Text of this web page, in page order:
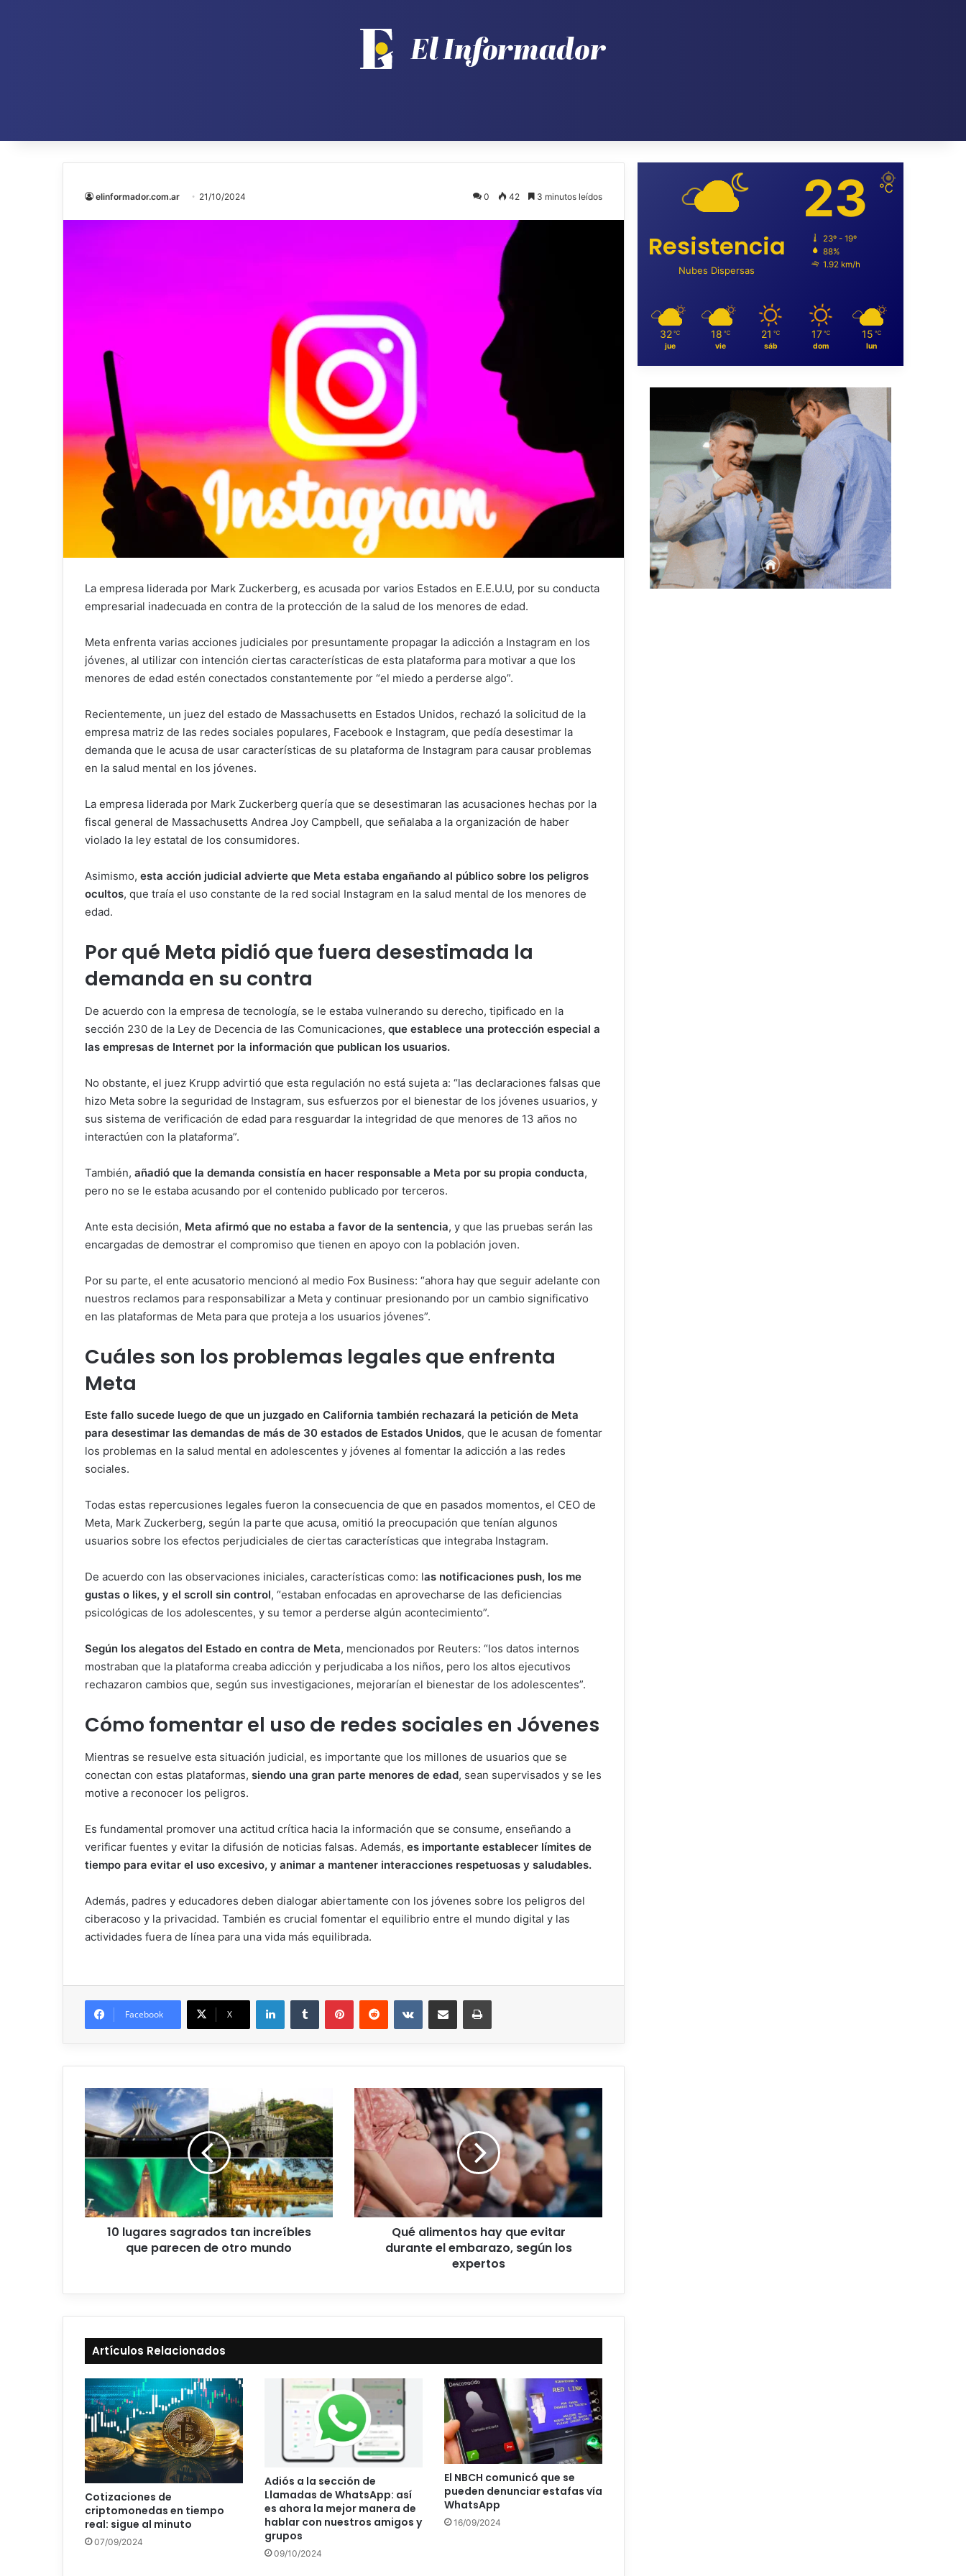
elinformador.com.ar 21/10/2024 0 42 3 minutos leídos
La empresa liderada por Mark Zuckerberg, es acusada por varios Estados en E.E.U.U, por su conducta
empresarial inadecuada en contra de la protección de la salud de los menores de edad.
Meta enfrenta varias acciones judiciales por presuntamente propagar la adicción a Instagram en los
jóvenes, al utilizar con intención ciertas características de esta plataforma para motivar a que los
menores de edad estén conectados constantemente por “el miedo a perderse algo”.
Recientemente, un juez del estado de Massachusetts en Estados Unidos, rechazó la solicitud de la
empresa matriz de las redes sociales populares, Facebook e Instagram, que pedía desestimar la
demanda que le acusa de usar características de su plataforma de Instagram para causar problemas
en la salud mental en los jóvenes.
La empresa liderada por Mark Zuckerberg quería que se desestimaran las acusaciones hechas por la
fiscal general de Massachusetts Andrea Joy Campbell, que señalaba a la organización de haber
violado la ley estatal de los consumidores.
Asimismo, esta acción judicial advierte que Meta estaba engañando al público sobre los peligros
ocultos, que traía el uso constante de la red social Instagram en la salud mental de los menores de
edad.
Por qué Meta pidió que fuera desestimada la
demanda en su contra
De acuerdo con la empresa de tecnología, se le estaba vulnerando su derecho, tipificado en la
sección 230 de la Ley de Decencia de las Comunicaciones, que establece una protección especial a
las empresas de Internet por la información que publican los usuarios.
No obstante, el juez Krupp advirtió que esta regulación no está sujeta a: “las declaraciones falsas que
hizo Meta sobre la seguridad de Instagram, sus esfuerzos por el bienestar de los jóvenes usuarios, y
sus sistema de verificación de edad para resguardar la integridad de que menores de 13 años no
interactúen con la plataforma”.
También, añadió que la demanda consistía en hacer responsable a Meta por su propia conducta,
pero no se le estaba acusando por el contenido publicado por terceros.
Ante esta decisión, Meta afirmó que no estaba a favor de la sentencia, y que las pruebas serán las
encargadas de demostrar el compromiso que tienen en apoyo con la población joven.
Por su parte, el ente acusatorio mencionó al medio Fox Business: “ahora hay que seguir adelante con
nuestros reclamos para responsabilizar a Meta y continuar presionando por un cambio significativo
en las plataformas de Meta para que proteja a los usuarios jóvenes”.
Cuáles son los problemas legales que enfrenta
Meta
Este fallo sucede luego de que un juzgado en California también rechazará la petición de Meta
para desestimar las demandas de más de 30 estados de Estados Unidos, que le acusan de fomentar
los problemas en la salud mental en adolescentes y jóvenes al fomentar la adicción a las redes
sociales.
Todas estas repercusiones legales fueron la consecuencia de que en pasados momentos, el CEO de
Meta, Mark Zuckerberg, según la parte que acusa, omitió la preocupación que tenían algunos
usuarios sobre los efectos perjudiciales de ciertas características que integraba Instagram.
De acuerdo con las observaciones iniciales, características como: las notificaciones push, los me
gustas o likes, y el scroll sin control, “estaban enfocadas en aprovecharse de las deficiencias
psicológicas de los adolescentes, y su temor a perderse algún acontecimiento”.
Según los alegatos del Estado en contra de Meta, mencionados por Reuters: “los datos internos
mostraban que la plataforma creaba adicción y perjudicaba a los niños, pero los altos ejecutivos
rechazaron cambios que, según sus investigaciones, mejorarían el bienestar de los adolescentes”.
Cómo fomentar el uso de redes sociales en Jóvenes
Mientras se resuelve esta situación judicial, es importante que los millones de usuarios que se
conectan con estas plataformas, siendo una gran parte menores de edad, sean supervisados y se les
motive a reconocer los peligros.
Es fundamental promover una actitud crítica hacia la información que se consume, enseñando a
verificar fuentes y evitar la difusión de noticias falsas. Además, es importante establecer límites de
tiempo para evitar el uso excesivo, y animar a mantener interacciones respetuosas y saludables.
Además, padres y educadores deben dialogar abiertamente con los jóvenes sobre los peligros del
ciberacoso y la privacidad. También es crucial fomentar el equilibrio entre el mundo digital y las
actividades fuera de línea para una vida más equilibrada.
Facebook X
10 lugares sagrados tan increíbles
que parecen de otro mundo
Qué alimentos hay que evitar
durante el embarazo, según los
expertos
Artículos Relacionados
Cotizaciones de
criptomonedas en tiempo
real: sigue al minuto
07/09/2024
Adiós a la sección de
Llamadas de WhatsApp: así
es ahora la mejor manera de
hablar con nuestros amigos y
grupos
09/10/2024
El NBCH comunicó que se
pueden denunciar estafas vía
WhatsApp
16/09/2024
Resistencia
Nubes Dispersas
23 ℃
23º - 19º
88%
1.92 km/h
32 ℃
jue
18 ℃
vie
21 ℃
sáb
17 ℃
dom
15 ℃
lun